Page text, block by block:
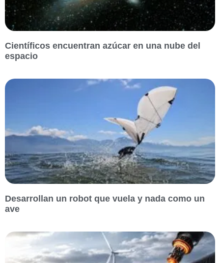
Científicos encuentran azúcar en una nube del
espacio
Desarrollan un robot que vuela y nada como un
ave